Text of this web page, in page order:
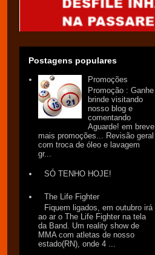
Postagens populares
Promoções
Promoção : Ganhe
brinde visitando
nosso blog e
comentando
Aguarde! em breve
mais promoções... Revisão geral
com troca de óleo e lavagem
gr...
SÓ TENHO HOJE!
The Life Fighter
Fiquem ligados, em outubro irá
ao ar o The Life Fighter na tela
da Band. Um reality show de
MMA com atletas de nosso
estado(RN), onde 4 ...